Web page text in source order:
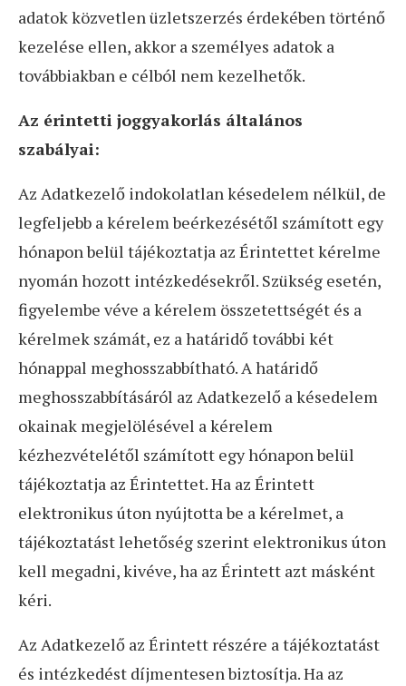
adatok közvetlen üzletszerzés érdekében történő
kezelése ellen, akkor a személyes adatok a
továbbiakban e célból nem kezelhetők.
Az érintetti joggyakorlás általános
szabályai:
Az Adatkezelő indokolatlan késedelem nélkül, de
legfeljebb a kérelem beérkezésétől számított egy
hónapon belül tájékoztatja az Érintettet kérelme
nyomán hozott intézkedésekről. Szükség esetén,
figyelembe véve a kérelem összetettségét és a
kérelmek számát, ez a határidő további két
hónappal meghosszabbítható. A határidő
meghosszabbításáról az Adatkezelő a késedelem
okainak megjelölésével a kérelem
kézhezvételétől számított egy hónapon belül
tájékoztatja az Érintettet. Ha az Érintett
elektronikus úton nyújtotta be a kérelmet, a
tájékoztatást lehetőség szerint elektronikus úton
kell megadni, kivéve, ha az Érintett azt másként
kéri.
Az Adatkezelő az Érintett részére a tájékoztatást
és intézkedést díjmentesen biztosítja. Ha az